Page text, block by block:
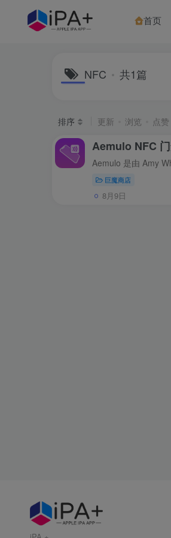
首页
NFC 共1篇
排序 更新 浏览 点赞
Aemulo NFC
巨魔商店
8月9日